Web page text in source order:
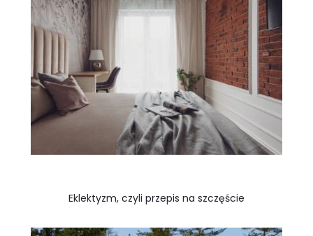
Eklektyzm, czyli przepis na szczęście